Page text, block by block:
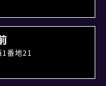
番地21